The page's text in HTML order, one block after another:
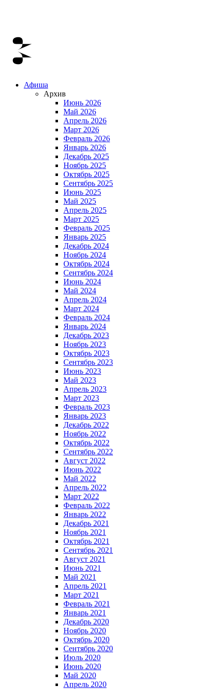
Афиша
Архив
Июнь 2026
Май 2026
Апрель 2026
Март 2026
Февраль 2026
Январь 2026
Декабрь 2025
Ноябрь 2025
Октябрь 2025
Сентябрь 2025
Июнь 2025
Май 2025
Апрель 2025
Март 2025
Февраль 2025
Январь 2025
Декабрь 2024
Ноябрь 2024
Октябрь 2024
Сентябрь 2024
Июнь 2024
Май 2024
Апрель 2024
Март 2024
Февраль 2024
Январь 2024
Декабрь 2023
Ноябрь 2023
Октябрь 2023
Сентябрь 2023
Июнь 2023
Май 2023
Апрель 2023
Март 2023
Февраль 2023
Январь 2023
Декабрь 2022
Ноябрь 2022
Октябрь 2022
Сентябрь 2022
Август 2022
Июнь 2022
Май 2022
Апрель 2022
Март 2022
Февраль 2022
Январь 2022
Декабрь 2021
Ноябрь 2021
Октябрь 2021
Сентябрь 2021
Август 2021
Июнь 2021
Май 2021
Апрель 2021
Март 2021
Февраль 2021
Январь 2021
Декабрь 2020
Ноябрь 2020
Октябрь 2020
Сентябрь 2020
Июль 2020
Июнь 2020
Май 2020
Апрель 2020